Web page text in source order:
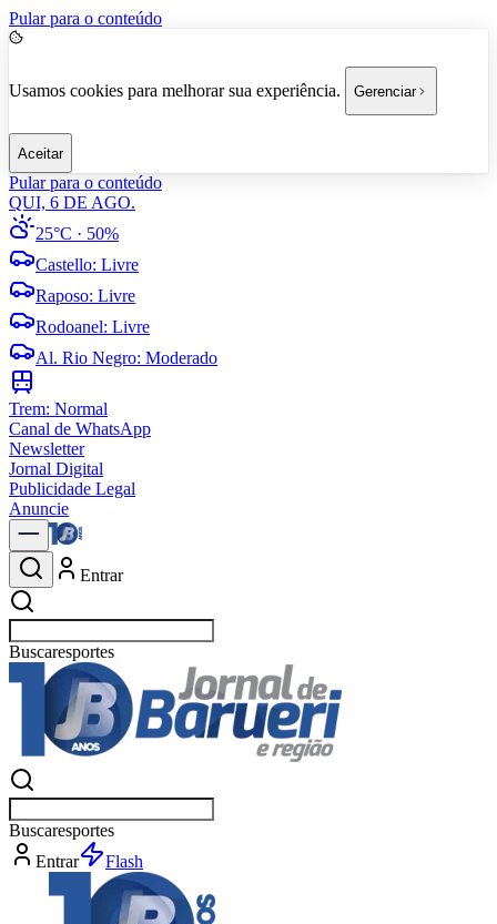
Pular para o conteúdo
Usamos cookies para melhorar sua experiência. Gerenciar
Aceitar
Pular para o conteúdo
QUI, 6 DE AGO.
25°C · 50%
Castello: Livre
Raposo: Livre
Rodoanel: Livre
Al. Rio Negro: Moderado
Trem: Normal
Canal de WhatsApp
Newsletter
Jornal Digital
Publicidade Legal
Anuncie
Entrar
Buscaresportes
Buscaresportes
Entrar
Flash